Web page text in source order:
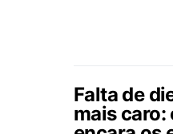
Falta de
mais caro: